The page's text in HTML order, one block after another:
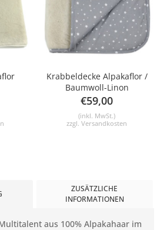
ZUSÄTZLICHE
INFORMATIONEN
aus 100% Alpakahaar im
Krabbeldecke Alpakaflor /
Baumwoll-Linon
€59,00
(inkl. MwSt.)
zzgl.Versandkosten